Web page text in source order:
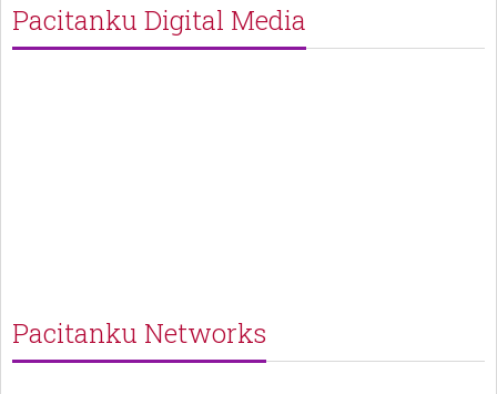
Pacitanku Digital Media
Pacitanku Networks